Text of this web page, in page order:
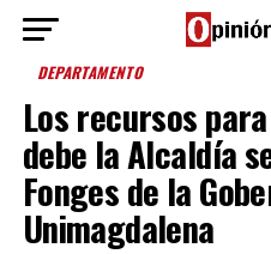
DEPARTAMENTO
Los recursos
debe la Alcaldía
Fonges de la
Unimagdalena